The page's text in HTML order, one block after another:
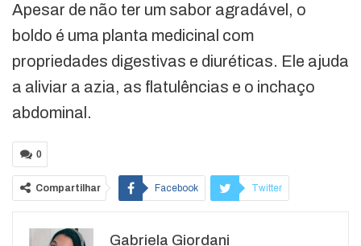
Apesar de não ter um sabor agradável, o
boldo é uma planta medicinal com
propriedades digestivas e diuréticas. Ele ajuda
a aliviar a azia, as flatulências e o inchaço
abdominal.
0
Compartilhar Facebook Twitter
Gabriela Giordani